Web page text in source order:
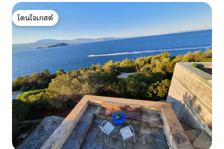
โดนใจเกสต์
โดนใจเกสต์